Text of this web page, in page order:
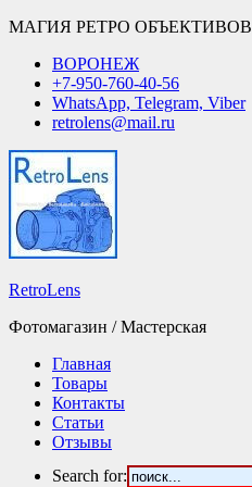
МАГИЯ РЕТРО ОБЪЕКТИВОВ
ВОРОНЕЖ
+7-950-760-40-56
WhatsApp, Telegram, Viber
retrolens@mail.ru
RetroLens
Фотомагазин / Мастерская
Главная
Товары
Контакты
Статьи
Отзывы
Search for: